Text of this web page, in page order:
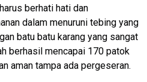
berhati hati dan
dalam menuruni tebing yang
batu batu karang yang sangat
berhasil mencapai 170 patok
aman tampa ada pergeseran.